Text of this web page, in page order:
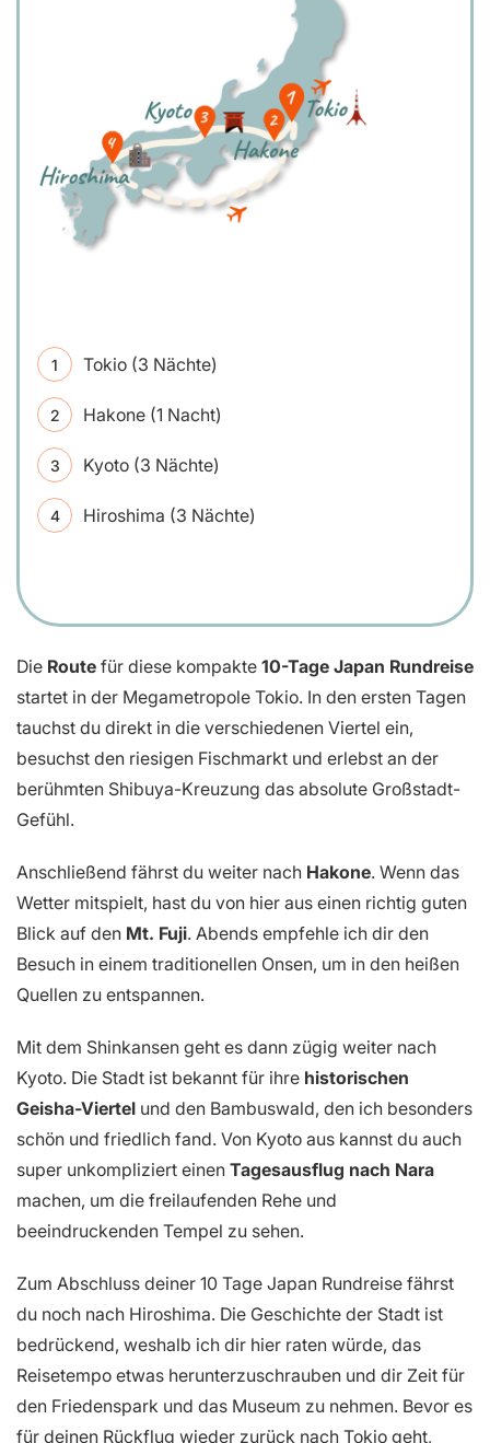
Tokio (3 Nächte)
Hakone (1 Nacht)
Kyoto (3 Nächte)
Hiroshima (3 Nächte)
Die Route für diese kompakte 10-Tage Japan Rundreise
startet in der Megametropole Tokio. In den ersten Tagen
tauchst du direkt in die verschiedenen Viertel ein,
besuchst den riesigen Fischmarkt und erlebst an der
berühmten Shibuya-Kreuzung das absolute Großstadt-
Gefühl.
Anschließend fährst du weiter nach Hakone. Wenn das
Wetter mitspielt, hast du von hier aus einen richtig guten
Blick auf den Mt. Fuji. Abends empfehle ich dir den
Besuch in einem traditionellen Onsen, um in den heißen
Quellen zu entspannen.
Mit dem Shinkansen geht es dann zügig weiter nach
Kyoto. Die Stadt ist bekannt für ihre historischen
Geisha-Viertel und den Bambuswald, den ich besonders
schön und friedlich fand. Von Kyoto aus kannst du auch
super unkompliziert einen Tagesausflug nach Nara
machen, um die freilaufenden Rehe und
beeindruckenden Tempel zu sehen.
Zum Abschluss deiner 10 Tage Japan Rundreise fährst
du noch nach Hiroshima. Die Geschichte der Stadt ist
bedrückend, weshalb ich dir hier raten würde, das
Reisetempo etwas herunterzuschrauben und dir Zeit für
den Friedenspark und das Museum zu nehmen. Bevor es
für deinen Rückflug wieder zurück nach Tokio geht,